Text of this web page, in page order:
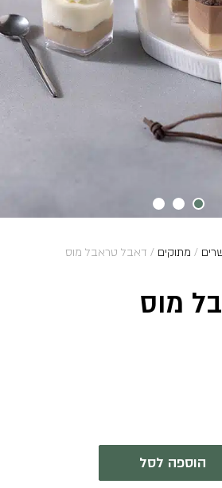
/ מתוקים / דאבל טראבל מוס
מוס
הוספה לסל